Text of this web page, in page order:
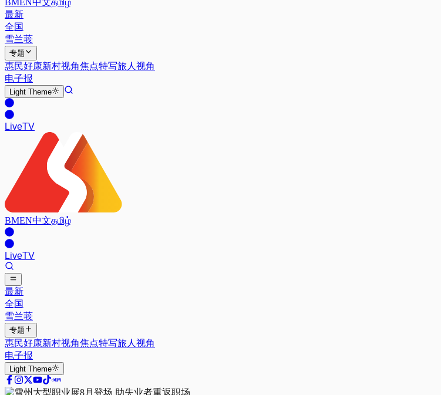
BMEN中文தமிழ்
最新
全国
雪兰莪
专题
惠民好康新村视角焦点特写旅人视角
电子报
Light Theme
LiveTV
BMEN中文தமிழ்
LiveTV
最新
全国
雪兰莪
专题
惠民好康新村视角焦点特写旅人视角
电子报
Light Theme